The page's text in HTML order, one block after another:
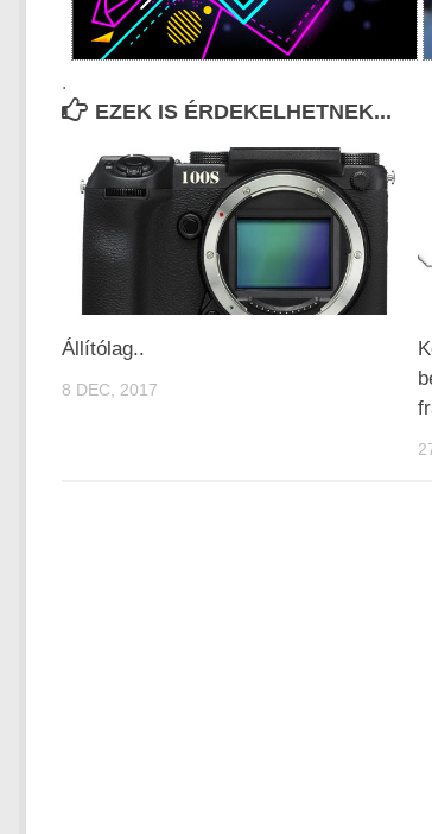
.
EZEK IS ÉRDEKELHETNEK...
Állítólag..
8 DEC, 2017